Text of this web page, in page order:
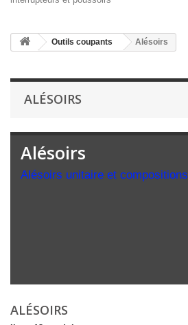
Outils coupants Alésoirs
ALÉSOIRS
Alésoirs
Alésoirs unitaire et compositions
ALÉSOIRS